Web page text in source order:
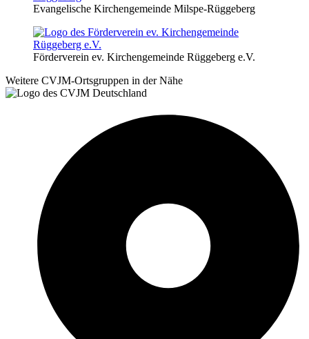
Evangelische Kirchengemeinde Milspe-Rüggeberg
Förderverein ev. Kirchengemeinde Rüggeberg e.V.
Weitere CVJM-Ortsgruppen in der Nähe